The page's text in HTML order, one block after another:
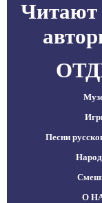
Читают
Песни
О